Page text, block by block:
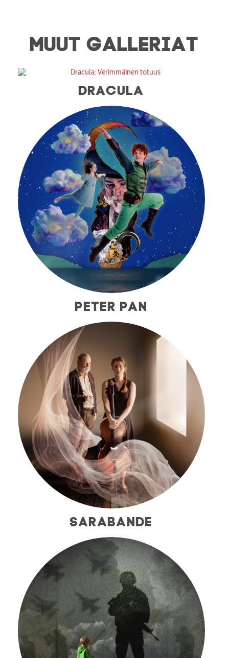
MUUT GALLERIAT
DRACULA
PETER PAN
SARABANDE